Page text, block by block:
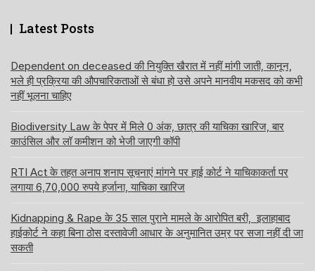
Latest Posts
Dependent on deceased की नियुक्ति खैरात में नहीं मांगी जाती, कानून,
भले ही प्रक्रिया की औपचारिकताओं से बंधा हो उसे अपने मानवीय मकसद को कभी
नहीं भूलना चाहिए
Biodiversity Law के पेपर में मिले 0 अंक, छात्र की याचिका खारिज, बार
काउंसिल और लॉ कमीशन को भेजी जाएगी कॉपी
RTI Act के तहत अनाप शनाप सूचनाएं मांगने पर हाई कोर्ट ने याचिकाकर्ता पर
लगाया 6,70,000 रुपये हर्जाना, याचिका खारिज
Kidnapping & Rape के 35 साल पुराने मामले के आरोपित बरी, इलाहाबाद
हाईकोर्ट ने कहा बिना ठोस दस्तावेजी आधार के अनुमानित उम्र पर सजा नहीं दी जा
सकती